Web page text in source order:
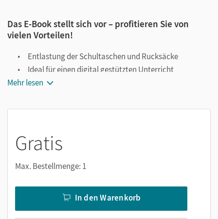
Das E-Book stellt sich vor – profitieren Sie von
vielen Vorteilen!
Entlastung der Schultaschen und Rucksäcke
Ideal für einen digital gestützten Unterricht
Notiz- und Markierungsmöglichkeit
Notizen erstellen
Markierungen setzen
Suchen im Text
Mehr lesen
Gratis
Max. Bestellmenge: 1
In den Warenkorb